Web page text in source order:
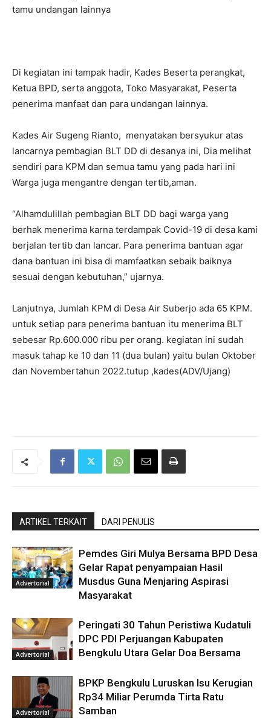
tamu undangan lainnya
Di kegiatan ini tampak hadir, Kades Beserta perangkat,
Ketua BPD, serta anggota, Toko Masyarakat, Peserta
penerima manfaat dan para undangan lainnya.
Kades Air Sugeng Rianto, menyatakan bersyukur atas
lancarnya pembagian BLT DD di desanya ini, Dia melihat
sendiri para KPM dan semua tamu yang pada hari ini
Warga juga mengantre dengan tertib,aman.
“Alhamdulillah pembagian BLT DD bagi warga yang
berhak menerima karna terdampak Covid-19 di desa kami
berjalan tertib dan lancar. Para penerima bantuan agar
dana bantuan ini bisa di mamfaatkan sebaik baiknya
sesuai dengan kebutuhan,” ujarnya.
Lanjutnya, Jumlah KPM di Desa Air Suberjo ada 65 KPM.
untuk setiap para penerima bantuan itu menerima BLT
sebesar Rp.600.000 ribu per orang. kegiatan ini sudah
masuk tahap ke 10 dan 11 (dua bulan) yaitu bulan Oktober
dan Novembertahun 2022.tutup ,kades(ADV/Ujang)
ARTIKEL TERKAIT DARI PENULIS
Advertorial
Pemdes Giri Mulya Bersama BPD Desa
Gelar Rapat penyampaian Hasil
Musdus Guna Menjaring Aspirasi
Masyarakat
Advertorial
Peringati 30 Tahun Peristiwa Kudatuli
DPC PDI Perjuangan Kabupaten
Bengkulu Utara Gelar Doa Bersama
Advertorial
BPKP Bengkulu Luruskan Isu Kerugian
Rp34 Miliar Perumda Tirta Ratu
Samban